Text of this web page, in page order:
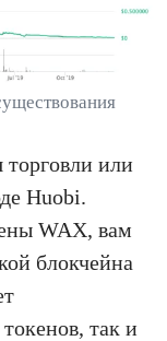
или
Huobi.
WAX, вам
блокчейна
так и